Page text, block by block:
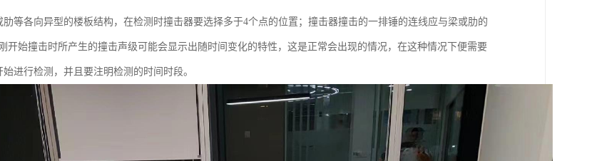
等各向异型的楼板结构，在检测时撞击器要选择多于4个点的位置；撞击器撞击的一排锤的连线应与梁或肋的
开始撞击时所产生的撞击声级可能会显示出随时间变化的特性，这是正常会出现的情况，在这种情况下便需要
进行检测，并且要注明检测的时间时段。